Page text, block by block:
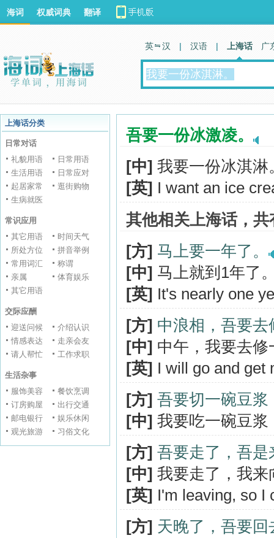
海词 权威词典 翻译
英 汉 | 汉语 | 上海话 广
上海话分类
日常对话
礼貌用语
日常用语
生活用语
日常应对
起居家常
逛街购物
生病就医
常识应用
其它用语
时间天气
所处方位
拼音举例
常用词汇
称谓
亲属
体育娱乐
其它用语
交际应酬
迎送问候
介绍认识
情感表达
走亲会友
请人帮忙
工作求职
生活杂事
服饰美容
餐饮烹调
订房购屋
出行交通
邮电银行
娱乐休闲
观光旅游
习俗文化
吾要一份冰激凌。
[中] 我要一份冰淇淋
[英] I want an ice
其他相关上海话，共
[方] 马上要一年了。
[中] 马上就到1年了
[英] It's nearly one
[方] 中浪相，吾要去
[中] 中午，我要去
[英] I will go and get
[方] 吾要切一碗豆
[中] 我要吃一碗豆
[方] 吾要走了，吾
[中] 我要走了，我来
[英] I'm leaving, so I
[方] 天晚了，吾要回